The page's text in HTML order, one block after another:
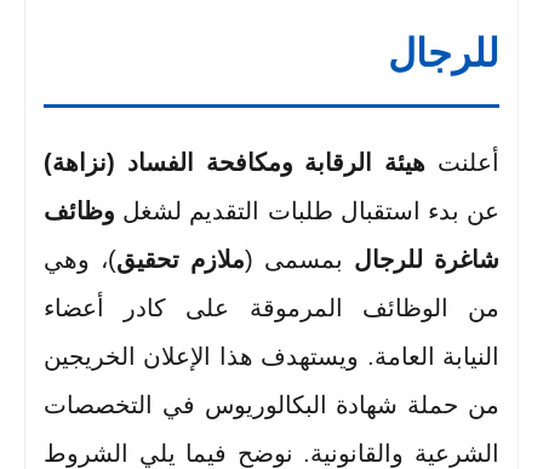
للرجال
أعلنت هيئة الرقابة ومكافحة الفساد (نزاهة)
عن بدء استقبال طلبات التقديم لشغل وظائف
شاغرة للرجال بمسمى (ملازم تحقيق)، وهي
من الوظائف المرموقة على كادر أعضاء
النيابة العامة. ويستهدف هذا الإعلان الخريجين
من حملة شهادة البكالوريوس في التخصصات
الشرعية والقانونية. نوضح فيما يلي الشروط